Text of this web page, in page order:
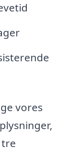
vores